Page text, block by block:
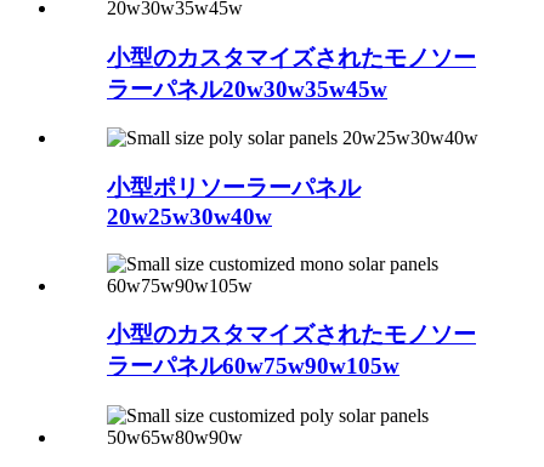
小型のカスタマイズされたモノソー
ラーパネル20w30w35w45w
小型ポリソーラーパネル
20w25w30w40w
小型のカスタマイズされたモノソー
ラーパネル60w75w90w105w